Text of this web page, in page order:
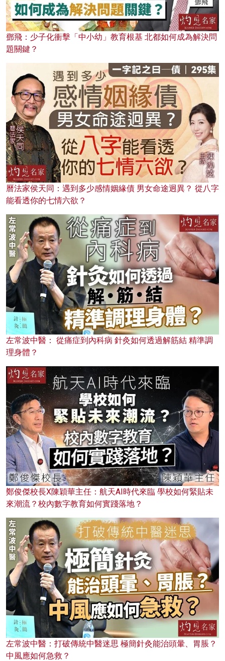
鄧飛：少子化衝擊「中小幼」教育根基 北都如何成為解決問
題關鍵？
曆法家侯天同：遇到多少感情姻緣債 男女命途迥異？ 從八字
能看透你的七情六欲？
左常波中醫： 從痛症到內科病 針灸如何透過解筋結 精準調
理身體？
鄭俊傑校長X陳穎華主任：航天AI時代來臨 學校如何緊貼未
來潮流？校內數字教育如何實踐落地？
左常波中醫：打破傳統中醫迷思 極簡針灸能治頭暈、胃脹？
中風應如何急救？